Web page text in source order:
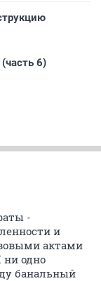
животных, и
и нет? А вот
реакции
В общем
об
есть
считаю, могут